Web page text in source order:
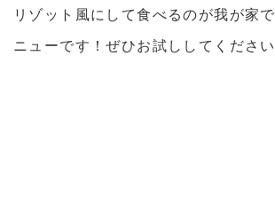
リゾット風にして食べるのが我が家
ニューです！ぜひお試ししてください